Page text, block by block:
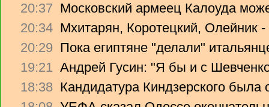
20:37 Московский армеец Калоуда
20:34 Мхитарян, Коротецкий, Олейник -
20:29 Пока египтяне "делали"
19:21 Андрей Гусин: "Я бы и с
18:38 Кандидатура Киндзерского была